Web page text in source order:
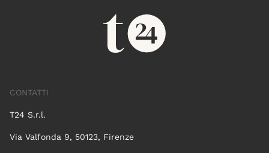
CONTATTI
T24 S.r.l.
Via Valfonda 9, 50123, Firenze